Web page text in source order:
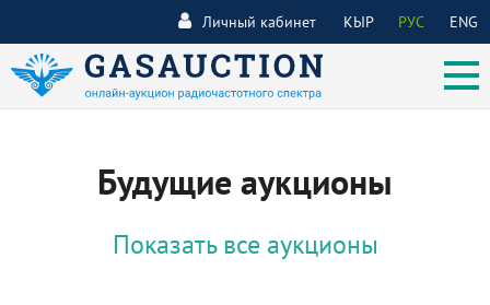
КЫР РУС ENG
Личный кабинет
Будущие аукционы
Показать все аукционы